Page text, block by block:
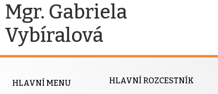
Mgr. Gabriela
Vybíralová
HLAVNÍ MENU HLAVNÍ ROZCESTNÍK